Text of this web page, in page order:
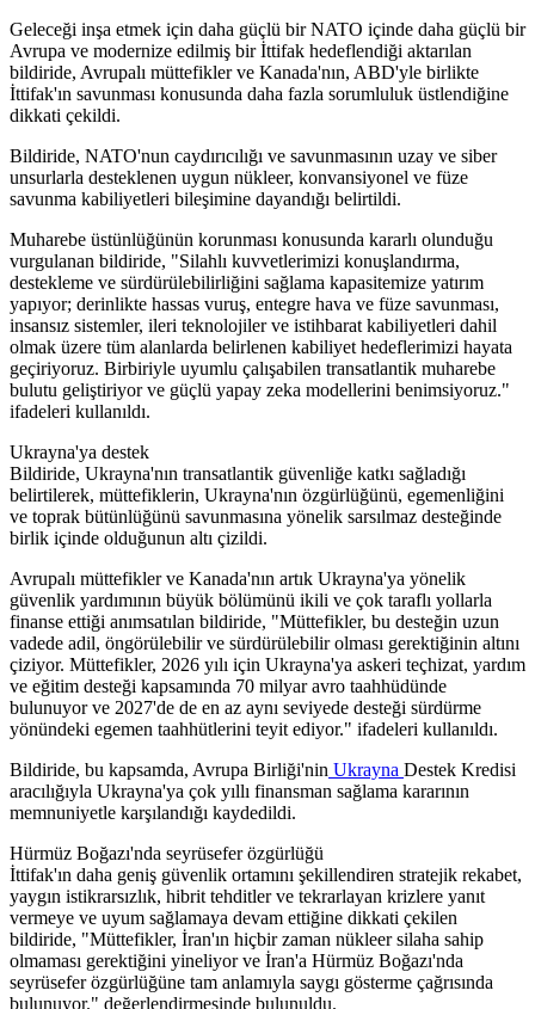
Geleceği inşa etmek için daha güçlü bir NATO içinde daha güçlü bir
Avrupa ve modernize edilmiş bir İttifak hedeflendiği aktarılan
bildiride, Avrupalı müttefikler ve Kanada'nın, ABD'yle birlikte
İttifak'ın savunması konusunda daha fazla sorumluluk üstlendiğine
dikkati çekildi.
Bildiride, NATO'nun caydırıcılığı ve savunmasının uzay ve siber
unsurlarla desteklenen uygun nükleer, konvansiyonel ve füze
savunma kabiliyetleri bileşimine dayandığı belirtildi.
Muharebe üstünlüğünün korunması konusunda kararlı olunduğu
vurgulanan bildiride, "Silahlı kuvvetlerimizi konuşlandırma,
destekleme ve sürdürülebilirliğini sağlama kapasitemize yatırım
yapıyor; derinlikte hassas vuruş, entegre hava ve füze savunması,
insansız sistemler, ileri teknolojiler ve istihbarat kabiliyetleri dahil
olmak üzere tüm alanlarda belirlenen kabiliyet hedeflerimizi hayata
geçiriyoruz. Birbiriyle uyumlu çalışabilen transatlantik muharebe
bulutu geliştiriyor ve güçlü yapay zeka modellerini benimsiyoruz."
ifadeleri kullanıldı.
Ukrayna'ya destek
Bildiride, Ukrayna'nın transatlantik güvenliğe katkı sağladığı
belirtilerek, müttefiklerin, Ukrayna'nın özgürlüğünü, egemenliğini
ve toprak bütünlüğünü savunmasına yönelik sarsılmaz desteğinde
birlik içinde olduğunun altı çizildi.
Avrupalı müttefikler ve Kanada'nın artık Ukrayna'ya yönelik
güvenlik yardımının büyük bölümünü ikili ve çok taraflı yollarla
finanse ettiği anımsatılan bildiride, "Müttefikler, bu desteğin uzun
vadede adil, öngörülebilir ve sürdürülebilir olması gerektiğinin altını
çiziyor. Müttefikler, 2026 yılı için Ukrayna'ya askeri teçhizat, yardım
ve eğitim desteği kapsamında 70 milyar avro taahhüdünde
bulunuyor ve 2027'de de en az aynı seviyede desteği sürdürme
yönündeki egemen taahhütlerini teyit ediyor." ifadeleri kullanıldı.
Bildiride, bu kapsamda, Avrupa Birliği'nin Ukrayna Destek Kredisi
aracılığıyla Ukrayna'ya çok yıllı finansman sağlama kararının
memnuniyetle karşılandığı kaydedildi.
Hürmüz Boğazı'nda seyrüsefer özgürlüğü
İttifak'ın daha geniş güvenlik ortamını şekillendiren stratejik rekabet,
yaygın istikrarsızlık, hibrit tehditler ve tekrarlayan krizlere yanıt
vermeye ve uyum sağlamaya devam ettiğine dikkati çekilen
bildiride, "Müttefikler, İran'ın hiçbir zaman nükleer silaha sahip
olmaması gerektiğini yineliyor ve İran'a Hürmüz Boğazı'nda
seyrüsefer özgürlüğüne tam anlamıyla saygı gösterme çağrısında
bulunuyor." değerlendirmesinde bulunuldu.